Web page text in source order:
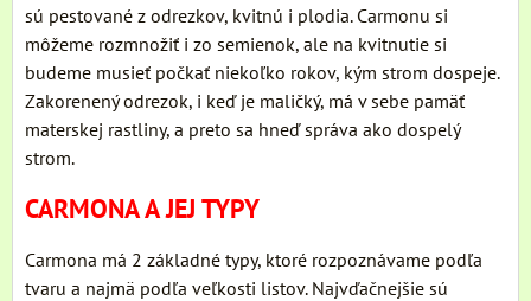
sú pestované z odrezkov, kvitnú i plodia. Carmonu si
môžeme rozmnožiť i zo semienok, ale na kvitnutie si
budeme musieť počkať niekoľko rokov, kým strom dospeje.
Zakorenený odrezok, i keď je maličký, má v sebe pamäť
materskej rastliny, a preto sa hneď správa ako dospelý
strom.
CARMONA A JEJ TYPY
Carmona má 2 základné typy, ktoré rozpoznávame podľa
tvaru a najmä podľa veľkosti listov. Najvďačnejšie sú